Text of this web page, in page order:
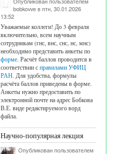
bobkovveв птн, 30.01.2026
13:52
Уважаемые коллеги! До 3 февраля
включительно, всем научным
сотрудникам (гнс, внс, снс, нс, мнс)
необходимо представить анкеты по
форме. Расчёт баллов проводится в
соответствии с правилами УФИЦ
РАН. Для удобства, формулы
расчёта баллов приведены в форме.
Анкеты нужно предоставить по
электронной почте на адрес Бобкова
В.Е. виде редактируемого ворд
файла.
Научно-популярная лекция
Опубликован пользователем